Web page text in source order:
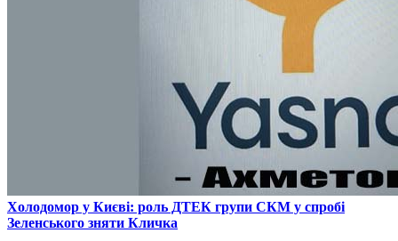
​Холодомор у Києві: роль ДТЕК групи СКМ у спробі
Зеленського зняти Кличка